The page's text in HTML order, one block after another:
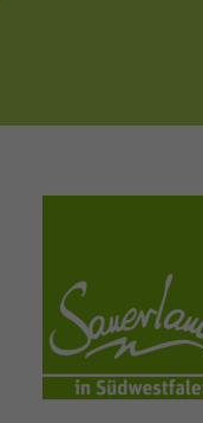
sauerland.com